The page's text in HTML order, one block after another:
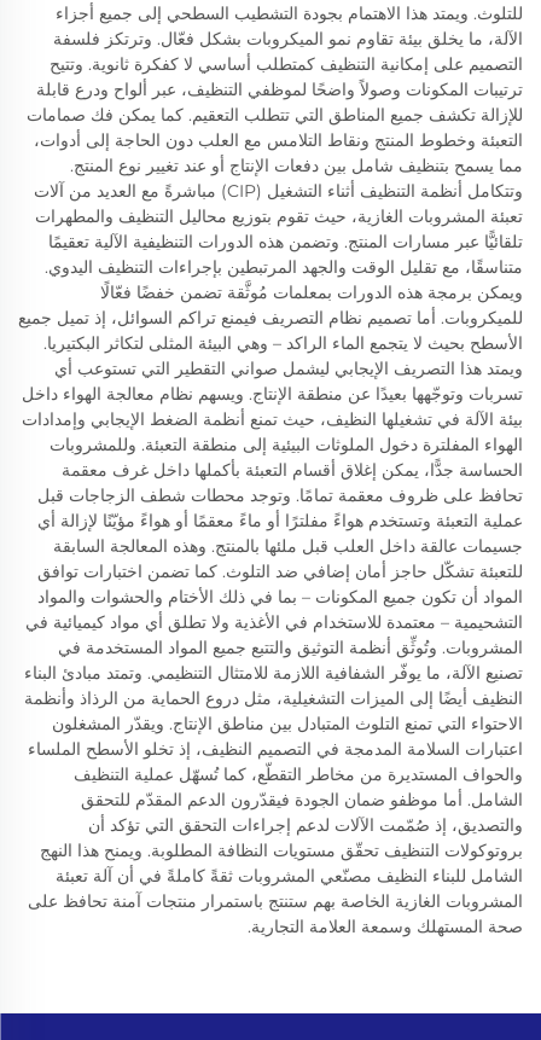
للتلوث. ويمتد هذا الاهتمام بجودة التشطيب السطحي إلى جميع أجزاء
الآلة، ما يخلق بيئة تقاوم نمو الميكروبات بشكل فعّال. وترتكز فلسفة
التصميم على إمكانية التنظيف كمتطلب أساسي لا كفكرة ثانوية. وتتيح
ترتيبات المكونات وصولاً واضحًا لموظفي التنظيف، عبر ألواح ودرع قابلة
للإزالة تكشف جميع المناطق التي تتطلب التعقيم. كما يمكن فك صمامات
التعبئة وخطوط المنتج ونقاط التلامس مع العلب دون الحاجة إلى أدوات،
مما يسمح بتنظيف شامل بين دفعات الإنتاج أو عند تغيير نوع المنتج.
وتتكامل أنظمة التنظيف أثناء التشغيل (CIP) مباشرةً مع العديد من آلات
تعبئة المشروبات الغازية، حيث تقوم بتوزيع محاليل التنظيف والمطهرات
تلقائيًّا عبر مسارات المنتج. وتضمن هذه الدورات التنظيفية الآلية تعقيمًا
متناسقًا، مع تقليل الوقت والجهد المرتبطين بإجراءات التنظيف اليدوي.
ويمكن برمجة هذه الدورات بمعلمات مُوثَّقة تضمن خفضًا فعّالًا
للميكروبات. أما تصميم نظام التصريف فيمنع تراكم السوائل، إذ تميل جميع
الأسطح بحيث لا يتجمع الماء الراكد – وهي البيئة المثلى لتكاثر البكتيريا.
ويمتد هذا التصريف الإيجابي ليشمل صواني التقطير التي تستوعب أي
تسربات وتوجّهها بعيدًا عن منطقة الإنتاج. ويسهم نظام معالجة الهواء داخل
بيئة الآلة في تشغيلها النظيف، حيث تمنع أنظمة الضغط الإيجابي وإمدادات
الهواء المفلترة دخول الملوثات البيئية إلى منطقة التعبئة. وللمشروبات
الحساسة جدًّا، يمكن إغلاق أقسام التعبئة بأكملها داخل غرف معقمة
تحافظ على ظروف معقمة تمامًا. وتوجد محطات شطف الزجاجات قبل
عملية التعبئة وتستخدم هواءً مفلترًا أو ماءً معقمًا أو هواءً مؤيّنًا لإزالة أي
جسيمات عالقة داخل العلب قبل ملئها بالمنتج. وهذه المعالجة السابقة
للتعبئة تشكّل حاجز أمان إضافي ضد التلوث. كما تضمن اختبارات توافق
المواد أن تكون جميع المكونات – بما في ذلك الأختام والحشوات والمواد
التشحيمية – معتمدة للاستخدام في الأغذية ولا تطلق أي مواد كيميائية في
المشروبات. وتُوثِّق أنظمة التوثيق والتتبع جميع المواد المستخدمة في
تصنيع الآلة، ما يوفّر الشفافية اللازمة للامتثال التنظيمي. وتمتد مبادئ البناء
النظيف أيضًا إلى الميزات التشغيلية، مثل دروع الحماية من الرذاذ وأنظمة
الاحتواء التي تمنع التلوث المتبادل بين مناطق الإنتاج. ويقدّر المشغلون
اعتبارات السلامة المدمجة في التصميم النظيف، إذ تخلو الأسطح الملساء
والحواف المستديرة من مخاطر التقطّع، كما تُسهّل عملية التنظيف
الشامل. أما موظفو ضمان الجودة فيقدّرون الدعم المقدّم للتحقق
والتصديق، إذ صُمّمت الآلات لدعم إجراءات التحقق التي تؤكد أن
بروتوكولات التنظيف تحقّق مستويات النظافة المطلوبة. ويمنح هذا النهج
الشامل للبناء النظيف مصنّعي المشروبات ثقةً كاملةً في أن آلة تعبئة
المشروبات الغازية الخاصة بهم ستنتج باستمرار منتجات آمنة تحافظ على
صحة المستهلك وسمعة العلامة التجارية.